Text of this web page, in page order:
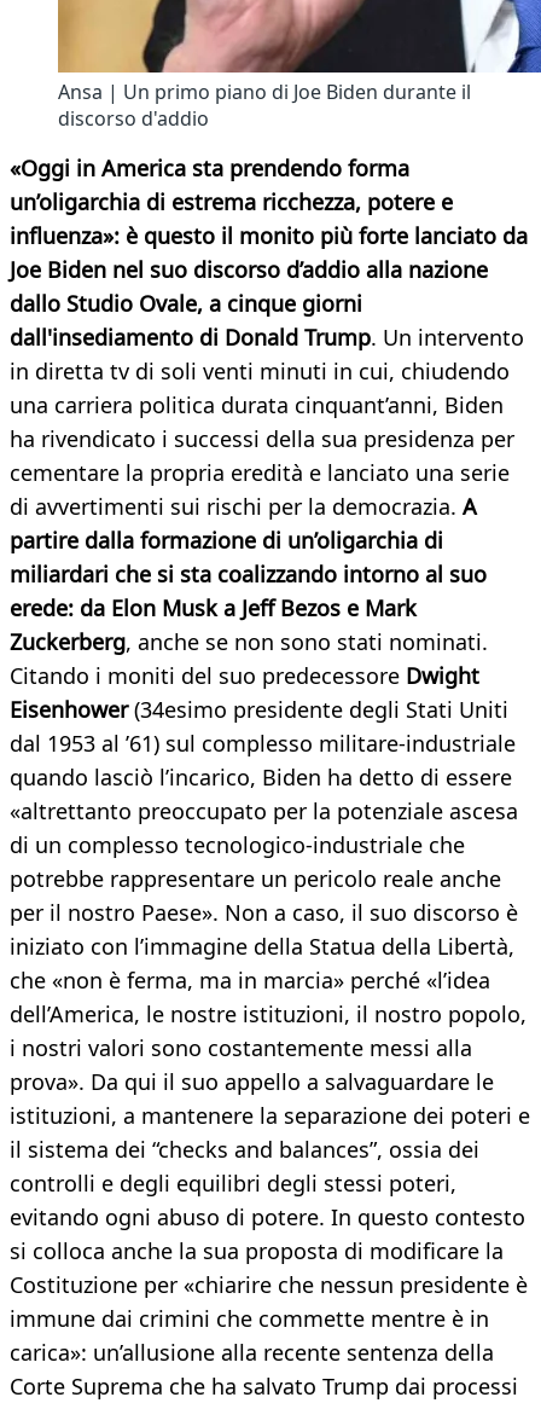
Ansa | Un primo piano di Joe Biden durante il
discorso d'addio
«Oggi in America sta prendendo forma
un’oligarchia di estrema ricchezza, potere e
influenza»: è questo il monito più forte lanciato da
Joe Biden nel suo discorso d’addio alla nazione
dallo Studio Ovale, a cinque giorni
dall'insediamento di Donald Trump. Un intervento
in diretta tv di soli venti minuti in cui, chiudendo
una carriera politica durata cinquant’anni, Biden
ha rivendicato i successi della sua presidenza per
cementare la propria eredità e lanciato una serie
di avvertimenti sui rischi per la democrazia. A
partire dalla formazione di un’oligarchia di
miliardari che si sta coalizzando intorno al suo
erede: da Elon Musk a Jeff Bezos e Mark
Zuckerberg, anche se non sono stati nominati.
Citando i moniti del suo predecessore Dwight
Eisenhower(34esimo presidente degli Stati Uniti
dal 1953 al ’61) sul complesso militare-industriale
quando lasciò l’incarico, Biden ha detto di essere
«altrettanto preoccupato per la potenziale ascesa
di un complesso tecnologico-industriale che
potrebbe rappresentare un pericolo reale anche
per il nostro Paese». Non a caso, il suo discorso è
iniziato con l’immagine della Statua della Libertà,
che «non è ferma, ma in marcia» perché «l’idea
dell’America, le nostre istituzioni, il nostro popolo,
i nostri valori sono costantemente messi alla
prova». Da qui il suo appello a salvaguardare le
istituzioni, a mantenere la separazione dei poteri e
il sistema dei “checks and balances”, ossia dei
controlli e degli equilibri degli stessi poteri,
evitando ogni abuso di potere. In questo contesto
si colloca anche la sua proposta di modificare la
Costituzione per «chiarire che nessun presidente è
immune dai crimini che commette mentre è in
carica»: un’allusione alla recente sentenza della
Corte Suprema che ha salvato Trump dai processi